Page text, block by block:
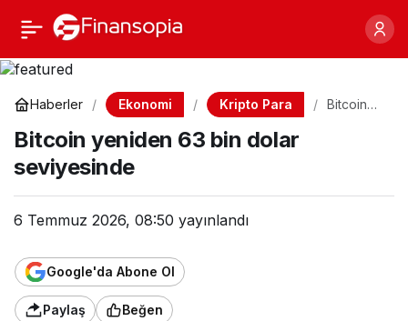
Haberler Ekonomi Kripto Para
Bitcoin
Bitcoin yeniden 63 bin dolar
seviyesinde
6 Temmuz 2026, 08:50 yayınlandı
Google'da Abone Ol
Paylaş Beğen
Bitcoin yeniden 63 bin
dolar seviyesinde
Paylaş